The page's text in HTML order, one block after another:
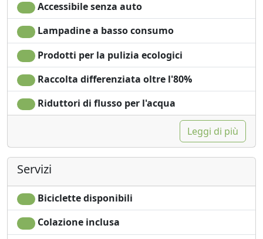
Soggiorno
Stendibiancheria
Asciugamani
Lenzuola
Armadio o
Guardaroba
Scrivania
Ferro da stiro
Lavatrice
E' consentito fumare
Giardino
Vista giardino
Ingresso
indipendente
Microonde
Accessibile senza auto
Lampadine a basso consumo
Prodotti per la pulizia ecologici
Raccolta differenziata oltre l'80%
Riduttori di flusso per l'acqua
Leggi di più
Servizi
Biciclette disponibili
Colazione inclusa